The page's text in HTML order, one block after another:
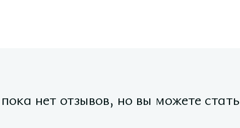
нет отзывов, но вы можете стать